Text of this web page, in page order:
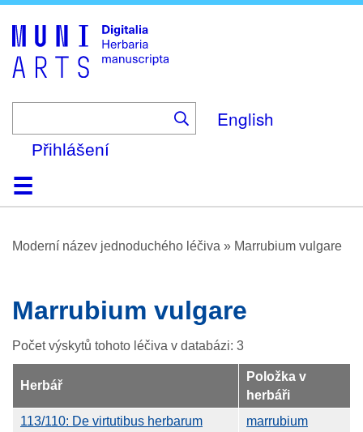
English
Přihlášení
DomůProhlížení
O platformě
Nápověda
KontaktDigitalia
Moderní název jednoduchého léčiva » Marrubium vulgare
Marrubium vulgare
Počet výskytů tohoto léčiva v databázi: 3
Herbář
Položka v
herbáři
113/110: De virtutibus herbarum
marrubium